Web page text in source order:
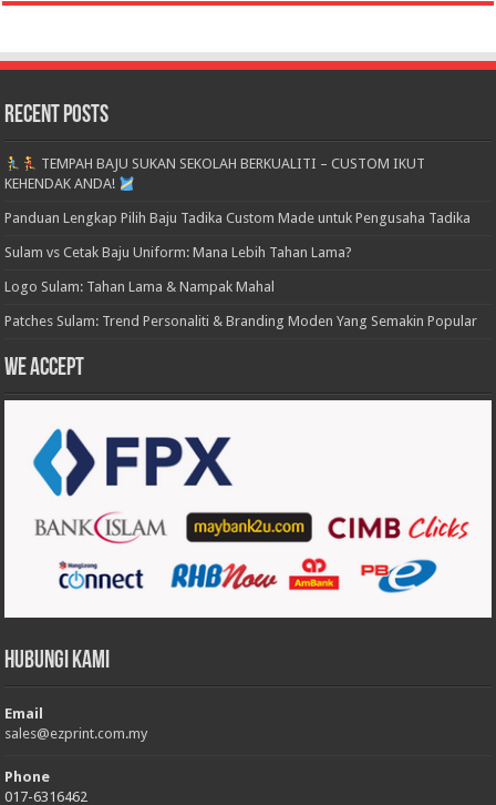
Recent Posts
TEMPAH BAJU SUKAN SEKOLAH BERKUALITI – CUSTOM IKUT
KEHENDAK ANDA!
Panduan Lengkap Pilih Baju Tadika Custom Made untuk Pengusaha Tadika
Sulam vs Cetak Baju Uniform: Mana Lebih Tahan Lama?
Logo Sulam: Tahan Lama & Nampak Mahal
Patches Sulam: Trend Personaliti & Branding Moden Yang Semakin Popular
We accept
Hubungi Kami
Email
sales@ezprint.com.my
Phone
017-6316462